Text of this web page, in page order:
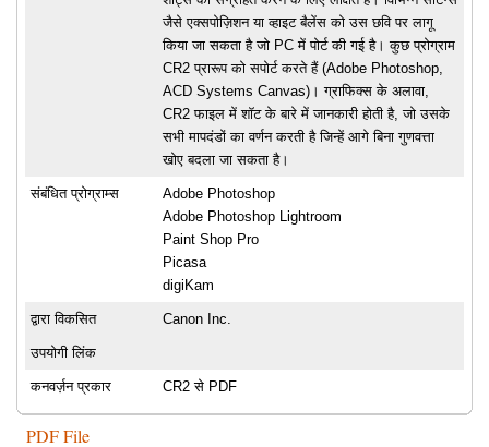
जैसे एक्सपोज़िशन या व्हाइट बैलेंस को उस छवि पर लागू
किया जा सकता है जो PC में पोर्ट की गई है। कुछ प्रोग्राम
CR2 प्रारूप को सपोर्ट करते हैं (Adobe Photoshop,
ACD Systems Canvas)। ग्राफिक्स के अलावा,
CR2 फाइल में शॉट के बारे में जानकारी होती है, जो उसके
सभी मापदंडों का वर्णन करती है जिन्हें आगे बिना गुणवत्ता
खोए बदला जा सकता है।
संबंधित प्रोग्राम्स
Adobe Photoshop
Adobe Photoshop Lightroom
Paint Shop Pro
Picasa
digiKam
द्वारा विकसित Canon Inc.
उपयोगी लिंक
कनवर्ज़न प्रकार CR2 से PDF
PDF File